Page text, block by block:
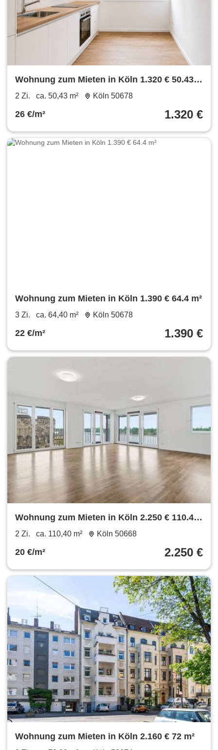
Wohnung zum Mieten in Köln 1.320 € 50.43
m²
2 Zi. ca. 50,43 m² Köln 50678
26 €/m² 1.320 €
Wohnung zum Mieten in Köln 1.390 € 64.4 m²
3 Zi. ca. 64,40 m² Köln 50678
22 €/m² 1.390 €
Wohnung zum Mieten in Köln 2.250 € 110.4
m²
2 Zi. ca. 110,40 m² Köln 50668
20 €/m² 2.250 €
Wohnung zum Mieten in Köln 2.160 € 72 m²